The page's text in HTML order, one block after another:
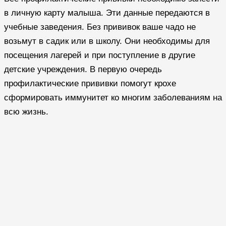
в личную карту малыша. Эти данные передаются в
учебные заведения. Без прививок ваше чадо не
возьмут в садик или в школу. Они необходимы для
посещения лагерей и при поступление в другие
детские учреждения. В первую очередь
профилактические прививки помогут крохе
сформировать иммунитет ко многим заболеваниям на
всю жизнь.